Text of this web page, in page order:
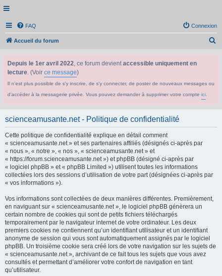
FAQ Connexion
Accueil du forum
Depuis le 1er avril 2022, ce forum devientaccessible uniquement en
lecture. (Voir ce message)
Il n'est plus possible de s'y inscrire, de s'y connecter, de poster de nouveaux messages ou
d'accéder à la messagerie privée. Vous pouvez demander à supprimer votre compte ici
scienceamusante.net - Politique de confidentialité
Cette politique de confidentialité explique en détail comment
« scienceamusante.net » et ses partenaires affiliés (désignés ci-après par
« nous », « notre », « nos », « scienceamusante.net » et
« https://forum.scienceamusante.net ») et phpBB (désigné ci-après par
« logiciel phpBB » et « phpBB Limited ») utilisent toutes les informations
collectées lors des sessions d’utilisation de votre part (désignées ci-après par
« vos informations »).
Vos informations sont collectées de deux manières différentes. Premièrement,
en naviguant sur « scienceamusante.net », le logiciel phpBB génèrera un
certain nombre de cookies qui sont de petits fichiers téléchargés
temporairement par le navigateur internet de votre ordinateur. Les deux
premiers cookies ne contiennent qu’un identifiant utilisateur et un identifiant
anonyme de session qui vous sont automatiquement assignés par le logiciel
phpBB. Un troisième cookie sera créé lors de votre navigation sur les sujets de
« scienceamusante.net », archivant de ce fait tous les sujets que vous avez
consultés et permettant d’améliorer votre confort de navigation en tant
qu’utilisateur.